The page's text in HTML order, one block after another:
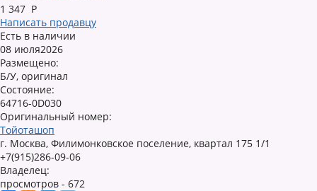
1 347 Р
Написать продавцу
Есть в наличии
08 июля2026
Размещено:
Б/У, оригинал
Состояние:
64716-0D030
Оригинальный номер:
Тойоташоп
г. Москва, Филимонковское поселение, квартал 175 1/1
+7(915)286-09-06
Владелец:
просмотров - 672